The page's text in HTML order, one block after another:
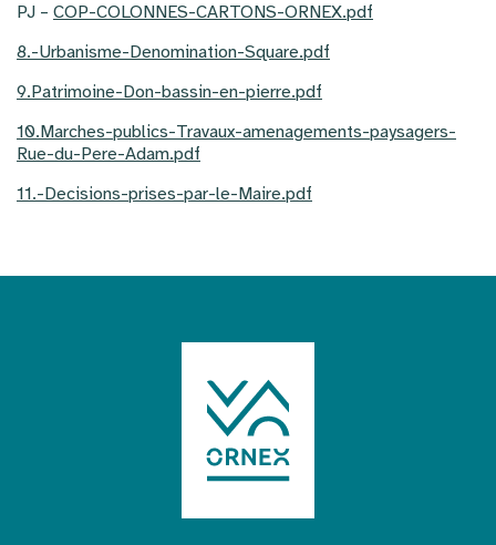
PJ – COP-COLONNES-CARTONS-ORNEX.pdf
8.-Urbanisme-Denomination-Square.pdf
9.Patrimoine-Don-bassin-en-pierre.pdf
10.Marches-publics-Travaux-amenagements-paysagers-
Rue-du-Pere-Adam.pdf
11.-Decisions-prises-par-le-Maire.pdf